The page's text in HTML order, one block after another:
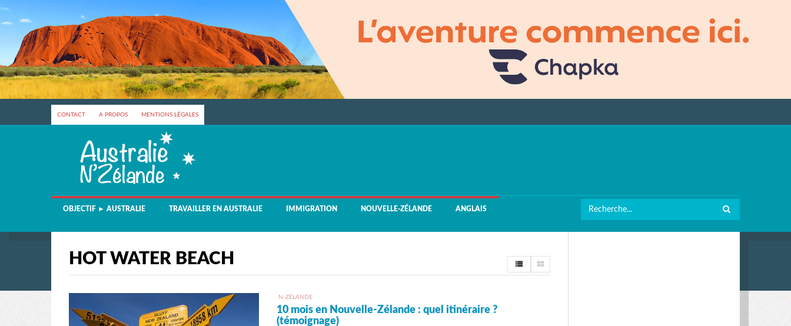
CONTACT A PROPOS MENTIONS LÉGALES
OBJECTIF ► AUSTRALIE TRAVAILLER EN AUSTRALIE IMMIGRATION NOUVELLE-ZÉLANDE ANGLAIS
HOT WATER BEACH
N-ZÉLANDE
10 mois en Nouvelle-Zélande : quel itinéraire ?
(témoignage)